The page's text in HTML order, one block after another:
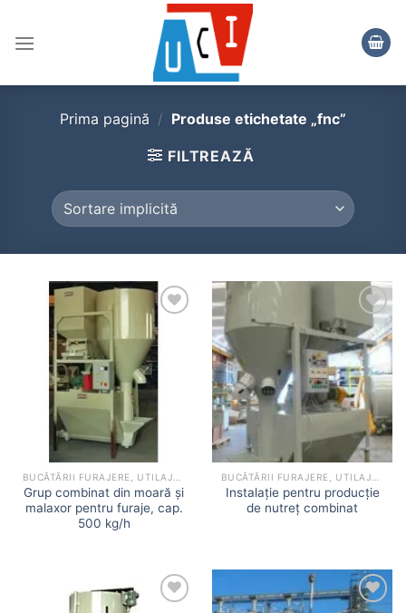
content
Prima pagină / Produse etichetate „fnc”
FILTREAZĂ
Add to
wishlist
Grup combinat din moară și
malaxor pentru furaje, cap.
500 kg/h
Add to
wishlist
Instalație pentru producție
de nutreț combinat